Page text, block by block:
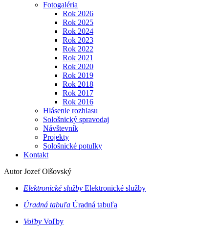
Fotogaléria
Rok 2026
Rok 2025
Rok 2024
Rok 2023
Rok 2022
Rok 2021
Rok 2020
Rok 2019
Rok 2018
Rok 2017
Rok 2016
Hlásenie rozhlasu
Sološnický spravodaj
Návštevník
Projekty
Sološnické potulky
Kontakt
Autor Jozef Olšovský
Elektronické služby Elektronické služby
Úradná tabuľa Úradná tabuľa
Voľby Voľby